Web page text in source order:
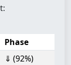
Phase
⇓ (92%)